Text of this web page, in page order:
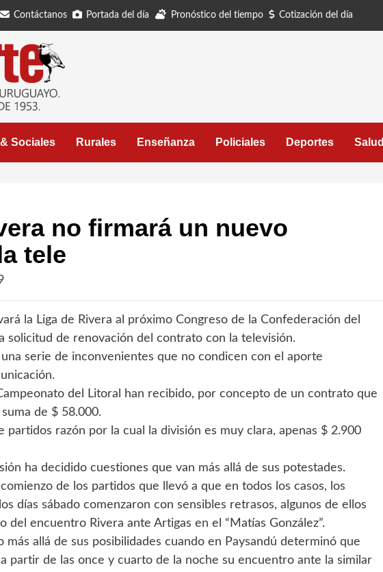
Contáctanos Portada del día Pronóstico del tiempo Cotización del día
Sociales Rurales Enseñanza Policiales Deportes Salud
no firmará un nuevo
tele
la Liga de Rivera al próximo Congreso de la Confederación del
solicitud de renovación del contrato con la televisión.
serie de inconvenientes que no condicen con el aporte
del Litoral han recibido, por concepto de un contrato que
de $ 58.000.
partidos razón por la cual la división es muy clara, apenas $ 2.900
ha decidido cuestiones que van más allá de sus potestades.
de los partidos que llevó a que en todos los casos, los
días sábado comenzaron con sensibles retrasos, algunos de ellos
del encuentro Rivera ante Artigas en el “Matías González”.
más allá de sus posibilidades cuando en Paysandú determinó que
partir de las once y cuarto de la noche su encuentro ante la similar